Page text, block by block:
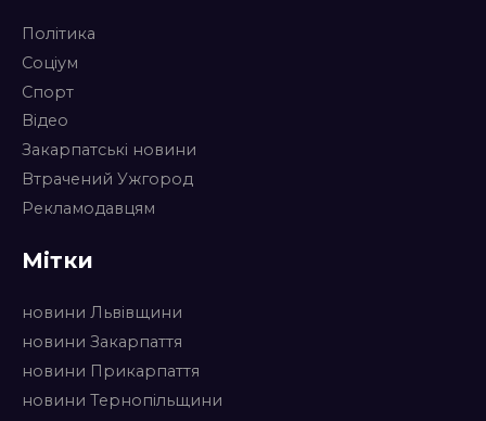
Політика
Соціум
Спорт
Відео
Закарпатські новини
Втрачений Ужгород
Рекламодавцям
Мітки
новини Львівщини
новини Закарпаття
новини Прикарпаття
новини Тернопільщини